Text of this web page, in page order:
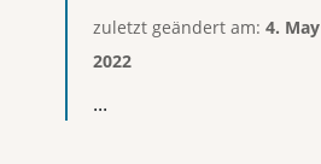
zuletzt geändert am: 4. May
2022
...